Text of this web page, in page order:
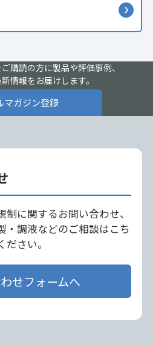
購読の方に製品や評価事例、
情報をお届けします。
マガジン登録
に関するお問い合わせ、
・調液などのご相談はこち
さい。
せフォームへ